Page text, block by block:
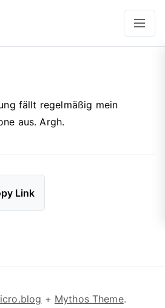
fällt regelmäßig mein
aus. Argh.
Link
+ Mythos Theme.